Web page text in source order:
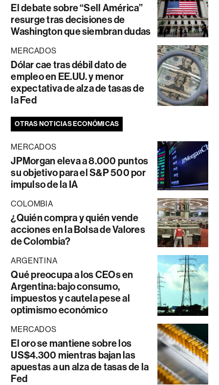
El debate sobre “Sell América”
resurge tras decisiones de
Washington que siembran dudas
MERCADOS
Dólar cae tras débil dato de
empleo en EE.UU. y menor
expectativa de alza de tasas de
la Fed
OTRAS NOTICIAS ECONÓMICAS
MERCADOS
JPMorgan eleva a 8.000 puntos
su objetivo para el S&P 500 por
impulso de la IA
COLOMBIA
¿Quién compra y quién vende
acciones en la Bolsa de Valores
de Colombia?
ARGENTINA
Qué preocupa a los CEOs en
Argentina: bajo consumo,
impuestos y cautela pese al
optimismo económico
MERCADOS
El oro se mantiene sobre los
US$4.300 mientras bajan las
apuestas a un alza de tasas de la
Fed